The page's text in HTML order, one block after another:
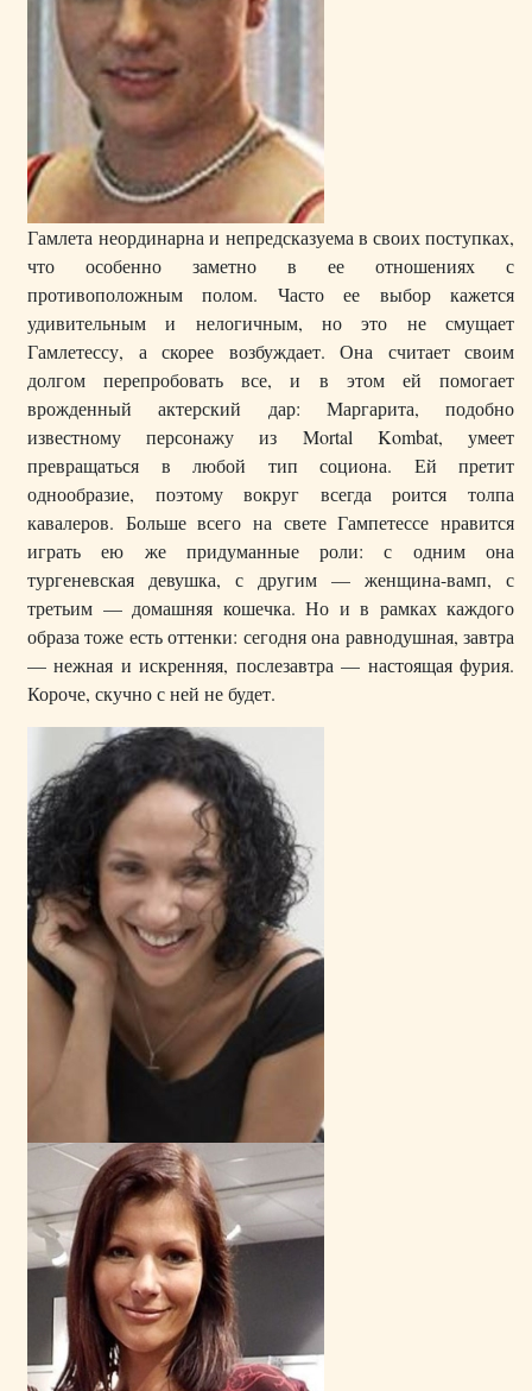
Гамлета неординарна и непредсказуема в своих поступках,
что особенно заметно в ее отношениях с
противоположным полом. Часто ее выбор кажется
удивительным и нелогичным, но это не смущает
Гамлетессу, а скорее возбуждает. Она считает своим
долгом перепробовать все, и в этом ей помогает
врожденный актерский дар: Маргарита, подобно
известному персонажу из Mortal Kombat, умеет
превращаться в любой тип социона. Ей претит
однообразие, поэтому вокруг всегда роится толпа
кавалеров. Больше всего на свете Гампетессе нравится
играть ею же придуманные роли: с одним она
тургеневская девушка, с другим — женщина-вамп, с
третьим — домашняя кошечка. Но и в рамках каждого
образа тоже есть оттенки: сегодня она равнодушная, завтра
— нежная и искренняя, послезавтра — настоящая фурия.
Короче, скучно с ней не будет.